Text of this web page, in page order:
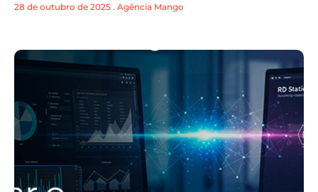
28 de outubro de 2025 . Agência Mango